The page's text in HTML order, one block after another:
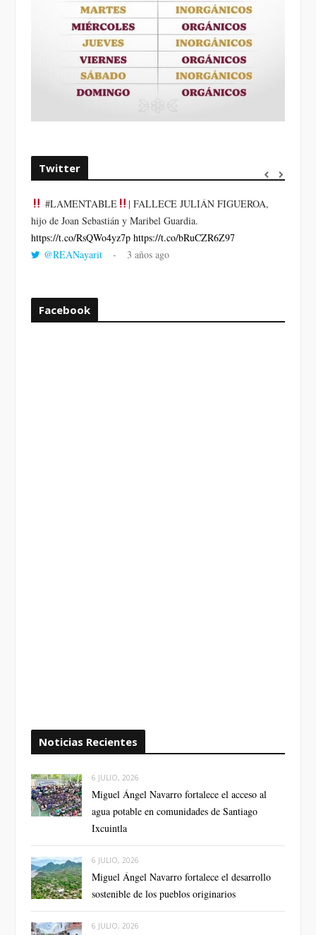
Twitter
#LAMENTABLE
| FALLECE JULIÁN FIGUEROA,
hijo de Joan Sebastián y Maribel Guardia.
https://t.co/RsQWo4yz7p https://t.co/bRuCZR6Z97
@REANayarit
3 años ago
Facebook
Noticias Recientes
6 JULIO, 2026
Miguel Ángel Navarro fortalece el acceso al
agua potable en comunidades de Santiago
Ixcuintla
6 JULIO, 2026
Miguel Ángel Navarro fortalece el desarrollo
sostenible de los pueblos originarios
6 JULIO, 2026